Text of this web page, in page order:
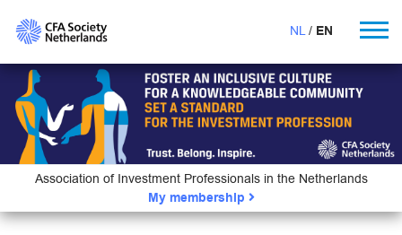
NL EN
Association of Investment Professionals in the Netherlands
My membership